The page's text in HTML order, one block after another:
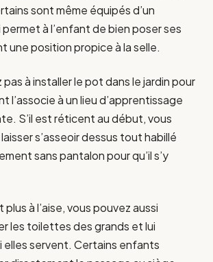
sont même équipés d’un
à l’enfant de bien poser ses
une position propice à la selle.
pas à installer le pot dans le jardin pour
l’associe à un lieu d’apprentissage
S’il est réticent au début, vous
s’asseoir dessus tout habillé
sans pantalon pour qu’il s’y
à l’aise, vous pouvez aussi
les toilettes des grands et lui
elles servent. Certains enfants